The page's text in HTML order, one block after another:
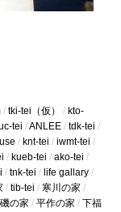
tki-tei（仮）
kto-
tei ANLEE
tdk-tei
knt-tei
iwmt-tei
kueb-tei
ako-tei
tnk-tei
life gallary
tib-tei
寒川の家
の家 平作の家
下福